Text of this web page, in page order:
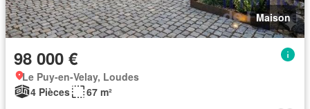
Maison
98 000 €
Le Puy-en-Velay, Loudes
4 Pièces
67 m²